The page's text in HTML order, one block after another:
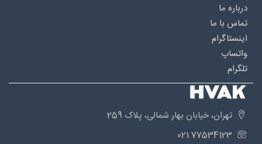
درباره‌ ما
تماس با ما
اینستاگرام
واتساپ
تلگرام
تهران، خیابان بهار شمالی، پلاک 259
77534123 021